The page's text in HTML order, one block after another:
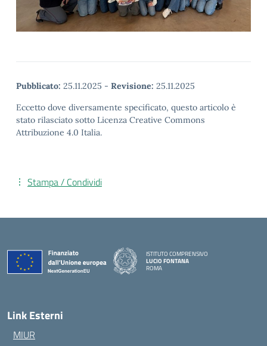
Pubblicato: 25.11.2025 - Revisione: 25.11.2025
Eccetto dove diversamente specificato, questo articolo è
stato rilasciato sotto Licenza Creative Commons
Attribuzione 4.0 Italia.
Stampa / Condividi
ISTITUTO COMPRENSIVO
LUCIO FONTANA
ROMA
Link Esterni
MIUR